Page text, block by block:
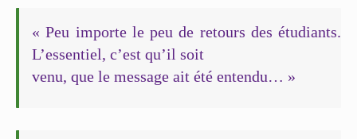
« Peu importe le peu de retours des étudiants.
L’essentiel, c’est qu’il soit
venu, que le message ait été entendu… »